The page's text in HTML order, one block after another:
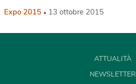
Expo 2015 13 ottobre 2015
ATTUALITÀ
NEWSLETTER